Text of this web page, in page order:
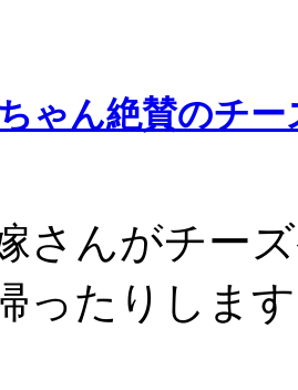
ゃん絶賛のチ
さんがチー
ったりしま